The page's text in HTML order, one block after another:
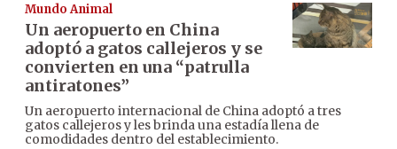
Mundo Animal
Un aeropuerto en China
adoptó a gatos callejeros y se
convierten en una “patrulla
antiratones”
Un aeropuerto internacional de China adoptó a tres
gatos callejeros y les brinda una estadía llena de
comodidades dentro del establecimiento.